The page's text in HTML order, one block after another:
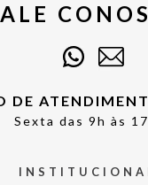
DE
Sexta das 9h às